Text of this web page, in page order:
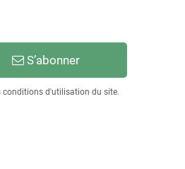
S’abonner
conditions d'utilisation du site.